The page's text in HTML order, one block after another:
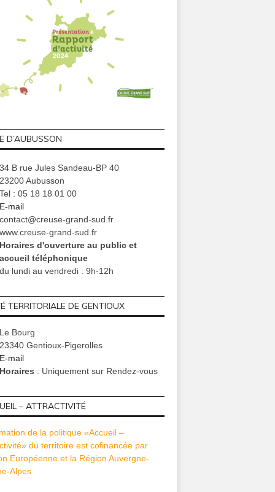
D’AUBUSSON
34 B rue Jules Sandeau-BP 40
23200 Aubusson
Tel : 05 18 18 01 00
E-mail
contact@creuse-grand-sud.fr
www.creuse-grand-sud.fr
Horaires d'ouverture au public et
accueil téléphonique
du lundi au vendredi : 9h-12h
TERRITORIALE DE GENTIOUX
Le Bourg
23340 Gentioux-Pigerolles
E-mail
Horaires : Uniquement sur Rendez-vous
– ATTRACTIVITÉ
de la politique «Accueil –
du territoire est cofinancée par
Européenne et la Région Auvergne-
Alpes